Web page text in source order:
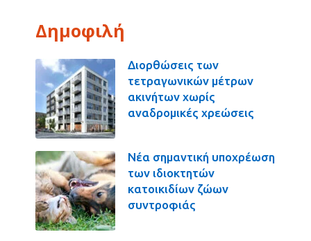
Δημοφιλή
Διορθώσεις των
τετραγωνικών μέτρων
ακινήτων χωρίς
αναδρομικές χρεώσεις
Νέα σημαντική υποχρέωση
των ιδιοκτητών
κατοικιδίων ζώων
συντροφιάς